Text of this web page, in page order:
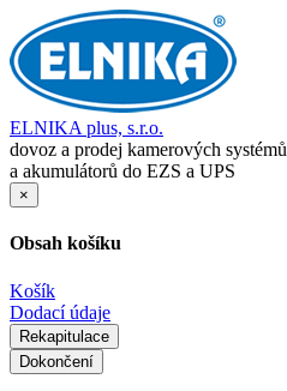
ELNIKA plus, s.r.o.
dovoz a prodej kamerových systémů
a akumulátorů do EZS a UPS
×
Obsah košíku
Košík
Dodací údaje
Rekapitulace
Dokončení